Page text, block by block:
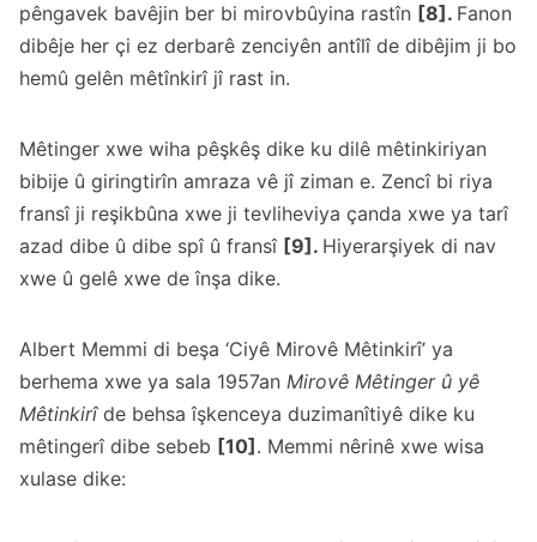
pêngavek bavêjin ber bi mirovbûyina rastîn [8]. Fanon
dibêje her çi ez derbarê zenciyên antîlî de dibêjim ji bo
hemû gelên mêtînkirî jî rast in.
Mêtinger xwe wiha pêşkêş dike ku dilê mêtinkiriyan
bibije û giringtirîn amraza vê jî ziman e. Zencî bi riya
fransî ji reşikbûna xwe ji tevliheviya çanda xwe ya tarî
azad dibe û dibe spî û fransî [9]. Hiyerarşiyek di nav
xwe û gelê xwe de înşa dike.
Albert Memmi di beşa ‘Ciyê Mirovê Mêtinkirî’ ya
berhema xwe ya sala 1957an Mirovê Mêtinger û yê
Mêtinkirîde behsa îşkenceya duzimanîtiyê dike ku
mêtingerî dibe sebeb [10]. Memmi nêrinê xwe wisa
xulase dike: